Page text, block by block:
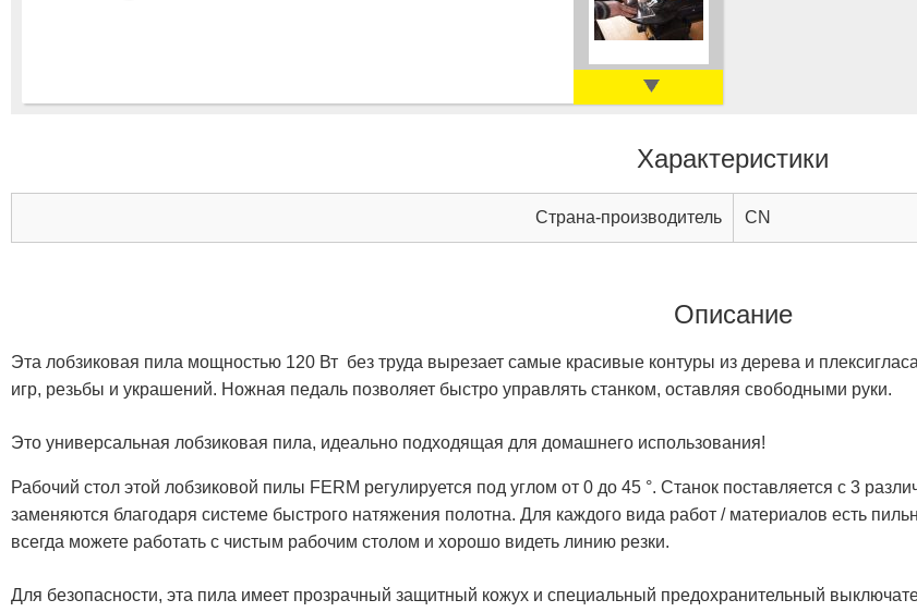
Характеристики
Страна-производитель CN
Описание
Эта лобзиковая пила мощностью 120 Вт без труда вырезает самые красивые контуры из дерева и
игр, резьбы и украшений. Ножная педаль позволяет быстро управлять станком, оставляя свободными руки.
Это универсальная лобзиковая пила, идеально подходящая для домашнего использования!
Рабочий стол этой лобзиковой пилы FERM регулируется под углом от 0 до 45 °. Станок поставляется с 3
заменяются благодаря системе быстрого натяжения полотна. Для каждого вида работ / материалов есть
всегда можете работать с чистым рабочим столом и хорошо видеть линию резки.
Для безопасности, эта пила имеет прозрачный защитный кожух и специальный предохранительный